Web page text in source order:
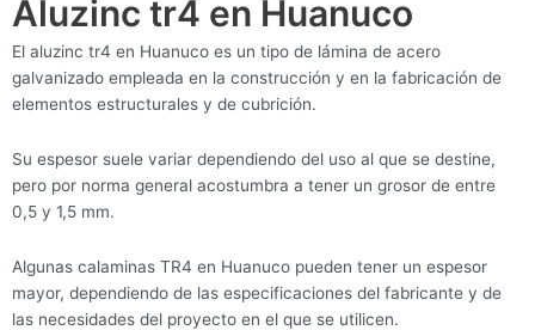
Aluzinc tr4 en Huanuco
El aluzinc tr4 en Huanuco es un tipo de lámina de acero
galvanizado empleada en la construcción y en la fabricación de
elementos estructurales y de cubrición.
Su espesor suele variar dependiendo del uso al que se destine,
pero por norma general acostumbra a tener un grosor de entre
0,5 y 1,5 mm.
Algunas calaminas TR4 en Huanuco pueden tener un espesor
mayor, dependiendo de las especificaciones del fabricante y de
las necesidades del proyecto en el que se utilicen.